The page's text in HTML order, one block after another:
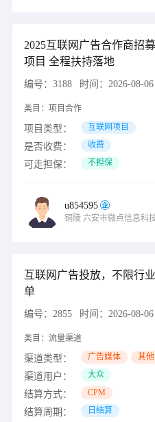
2025互联网广告合作商招
项目 全程扶持落地
编号： 3188 时间： 2026-08-06
类目： 项目合作
项目类型： 互联网项目
是否收费： 收费
可走担保： 不担保
u854595
铜陵 六安市微点信息科
互联网广告投放，不限行
单
编号： 2855 时间： 2026-08-06
类目： 流量渠道
渠道类型： 广告媒体 其他
渠道用户： 大众
结算方式： CPM
结算周期： 日结算